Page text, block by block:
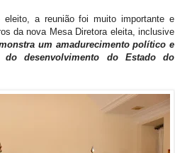
eleito, a reunião foi muito importante e
da nova Mesa Diretora eleita, inclusive
um amadurecimento político e
desenvolvimento do Estado do